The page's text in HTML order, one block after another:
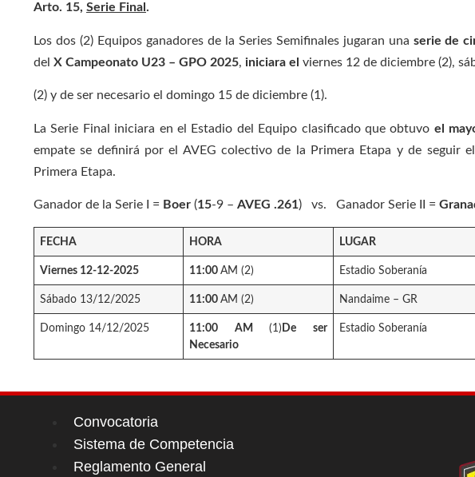
Arto. 15, Serie Final .
Los dos (2) Equipos ganadores de la Series Semifinales jugaran una serie de
del X Campeonato U23 – GPO 2025, iniciara el viernes 12 de diciembre (2),
(2) y de ser necesario el domingo 15 de diciembre (1).
La Serie Final iniciara en el Estadio del Equipo clasificado que obtuvo el
empate se definirá por el AVEG colectivo de la Primera Etapa y de seguir
Primera Etapa.
Ganador de la Serie I = Boer (15-9 – AVEG .261) vs. Ganador Serie II =
FECHA HORA LUGAR
Viernes 12-12-2025 11:00AM (2) Estadio Soberanía
Sábado 13/12/2025 11:00AM (2) Nandaime – GR
Domingo 14/12/2025 11:00 AM(1) De ser
Necesario
Estadio Soberanía
Convocatoria
Sistema de Competencia
Reglamento General